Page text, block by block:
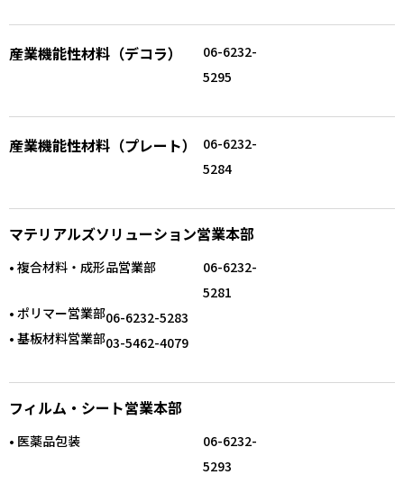
産業機能性材料（デコラ）
06-6232-
5295
産業機能性材料（プレート）
06-6232-
5284
マテリアルズソリューション営業本部
• 複合材料・成形品営業部
06-6232-
5281
• ポリマー営業部06-6232-5283
• 基板材料営業部03-5462-4079
フィルム・シート営業本部
• 医薬品包装
06-6232-
5293